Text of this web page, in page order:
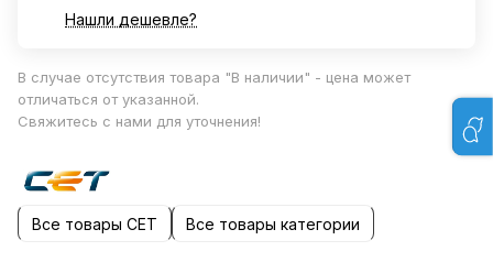
Нашли дешевле?
В случае отсутствия товара "В наличии" - цена может
отличаться от указанной.
Свяжитесь с нами для уточнения!
Все товары CET Все товары категории